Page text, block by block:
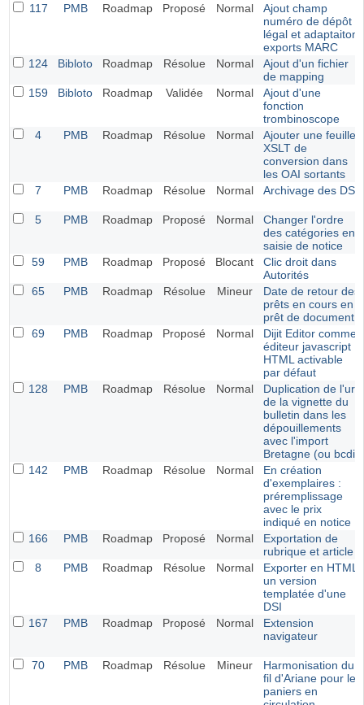
117
PMB Roadmap Proposé Normal
Ajout champ
numéro de dépôt
légal et adaptaiton
exports MARC
124
Bibloto Roadmap Résolue Normal
Ajout d'un fichier
de mapping
159
Bibloto Roadmap Validée Normal
Ajout d'une
fonction
trombinoscope
4
PMB Roadmap Résolue Normal
Ajouter une feuille
XSLT de
conversion dans
les OAI sortants
7
PMB Roadmap Résolue Normal Archivage des DSI
5 PMB Roadmap Proposé Normal
Changer l'ordre
des catégories en
saisie de notice
59
PMB Roadmap Proposé Blocant
Clic droit dans
Autorités
65
PMB Roadmap Résolue Mineur
Date de retour des
prêts en cours en
prêt de document
69
PMB Roadmap Proposé Normal
Dijit Editor comme
éditeur javascript
HTML activable
par défaut
128
PMB Roadmap Résolue Normal
Duplication de l'url
de la vignette du
bulletin dans les
dépouillements
avec l'import
Bretagne (ou bcdi)
142
PMB Roadmap Résolue Normal
En création
d'exemplaires :
préremplissage
avec le prix
indiqué en notice
166
PMB Roadmap Proposé Normal
Exportation de
rubrique et article
8
PMB Roadmap Résolue Normal
Exporter en HTML
un version
templatée d'une
DSI
167
PMB Roadmap Proposé Normal
Extension
navigateur
70 PMB Roadmap Résolue Mineur
Harmonisation du
fil d'Ariane pour les
paniers en